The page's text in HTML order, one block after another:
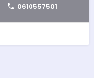
0610557501